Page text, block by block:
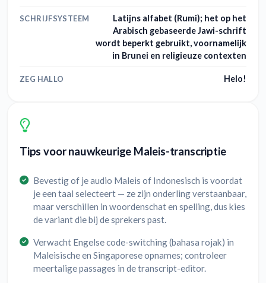
SCHRIJFSYSTEEM
Latijns alfabet (Rumi); het op het
Arabisch gebaseerde Jawi-schrift
wordt beperkt gebruikt, voornamelijk
in Brunei en religieuze contexten
ZEG HALLO Helo!
Tips voor nauwkeurige Maleis-transcriptie
Bevestig of je audio Maleis of Indonesisch is voordat
je een taal selecteert — ze zijn onderling verstaanbaar,
maar verschillen in woordenschat en spelling, dus kies
de variant die bij de sprekers past.
Verwacht Engelse code-switching (bahasa rojak) in
Maleisische en Singaporese opnames; controleer
meertalige passages in de transcript-editor.